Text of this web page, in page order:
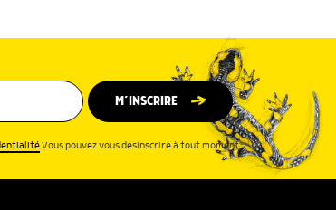
M’INSCRIRE
.Vous pouvez vous désinscrire à tout moment.